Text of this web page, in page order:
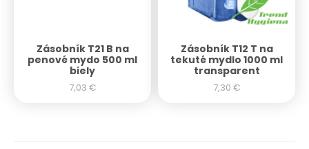
Zásobník T21 B na
penové mydo 500 ml
biely
7,03 €
Zásobník T12 T na
tekuté mydlo 1000 ml
transparent
7,30 €